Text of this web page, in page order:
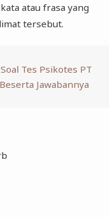
atau frasa yang
tersebut.
Tes Psikotes PT
Jawabannya